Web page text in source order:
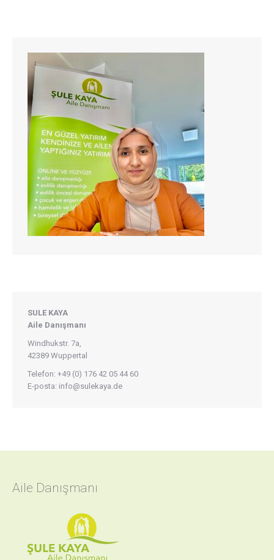
SULE KAYA
Aile Danışmanı
Windhukstr. 7a,
42389 Wuppertal
Telefon: +49 (0) 176 42 05 44 60
E-posta: info@sulekaya.de
Aile Danışmanı